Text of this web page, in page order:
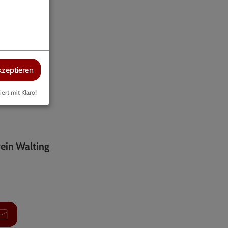
Walting
mit Klaro!